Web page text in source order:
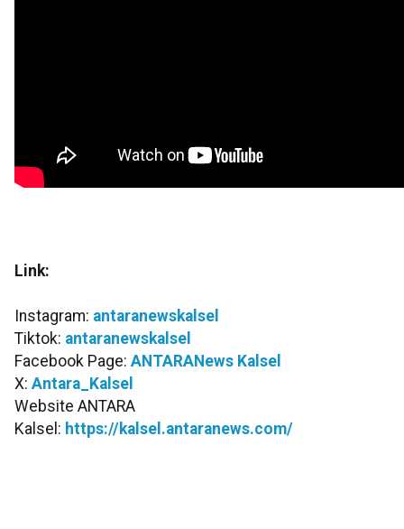
Link:
Instagram: antaranewskalsel
Tiktok: antaranewskalsel
Facebook Page: ANTARANews Kalsel
X: Antara_Kalsel
Website ANTARA
Kalsel: https://kalsel.antaranews.com/